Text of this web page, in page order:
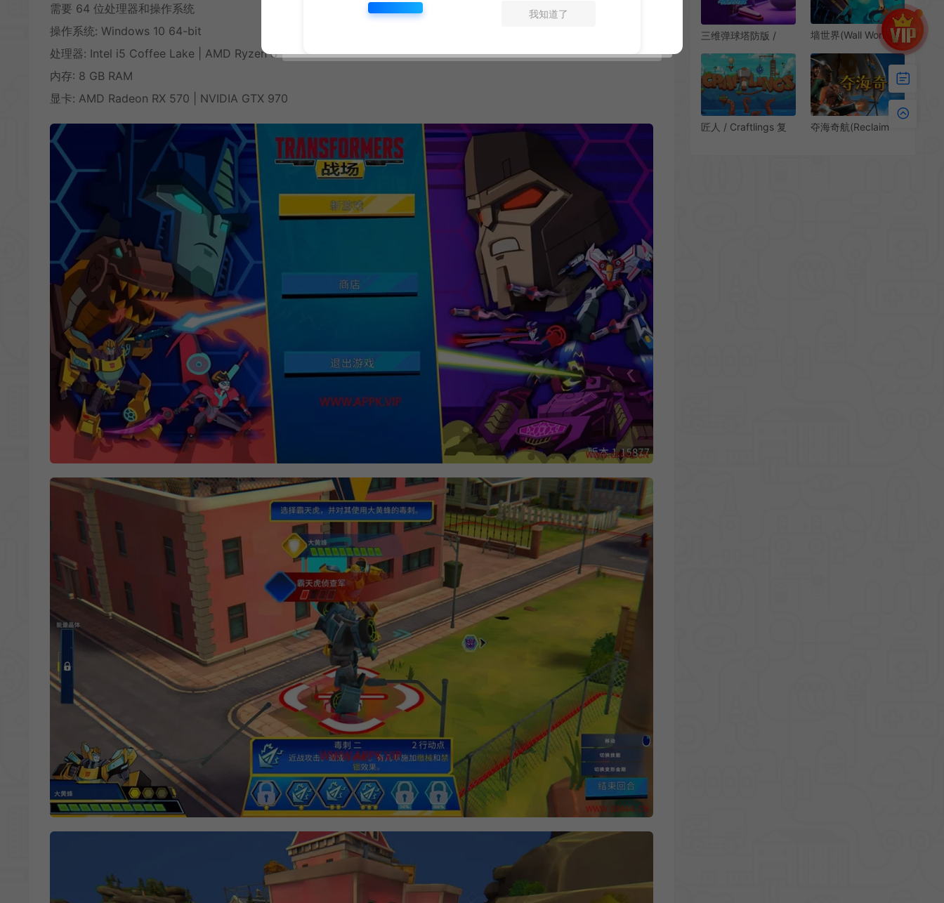
需要 64 位处理器和操作系统
操作系统: Windows 10 64-bit
处理器: Intel i5 Coffee Lake | AMD Ryzen 3
内存: 8 GB RAM
显卡: AMD Radeon RX 570 | NVIDIA GTX 970
三维弹球塔防版 /
略塔防游戏
墙世界(Wall World)简
中|PC|SLG|像素风挖
掘探索策略游戏
匠人 / Craftlings 复
夺海奇航(Reclaim
我知道了